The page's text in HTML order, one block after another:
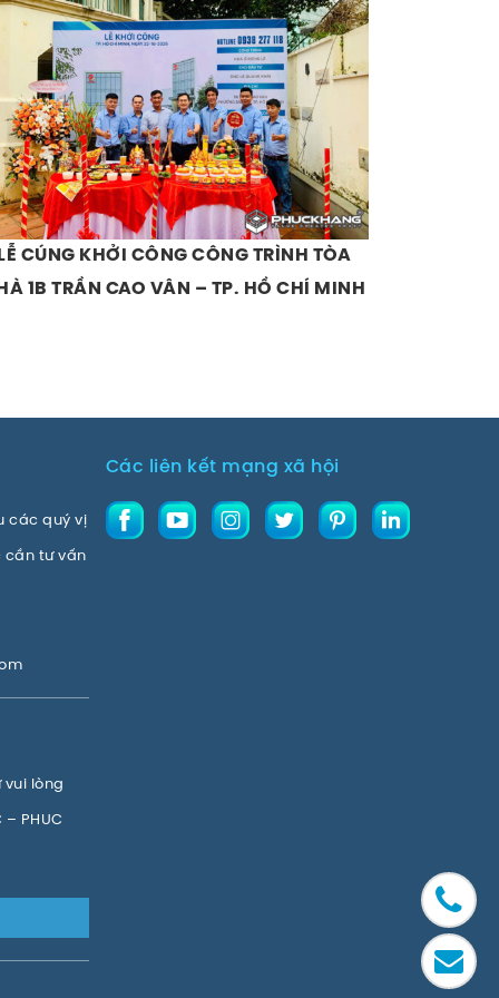
LỄ CÚNG KHỞI CÔNG CÔNG TRÌNH TÒA
1B TRẦN CAO VÂN – TP. HỒ CHÍ MINH
các quý vị
cần tư vấn
lòng
PHUC
Các liên kết mạng xã hội